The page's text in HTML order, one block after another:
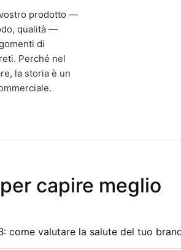
prodotto —
qualità —
di
Perché nel
la storia è un
capire meglio
come valutare la salute del tuo